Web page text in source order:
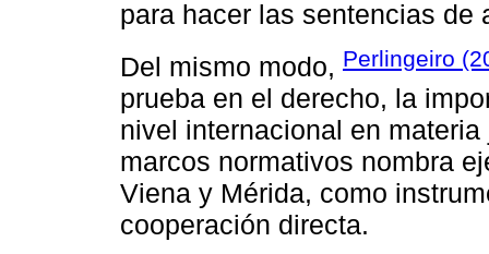
para hacer las sentencias de
Del mismo modo, Perlingeiro
prueba en el derecho, la
nivel internacional en
marcos normativos nombra
Viena y Mérida, como
cooperación directa.